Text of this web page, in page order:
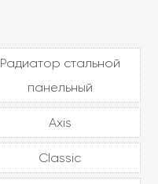
Радиатор стальной
панельный
Axis
Classic